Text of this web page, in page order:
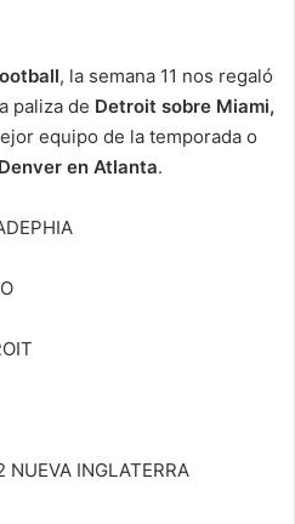
, la semana 11 nos regaló
paliza de Detroit sobre Miami,
equipo de la temporada o
Denver en Atlanta.
NUEVA INGLATERRA